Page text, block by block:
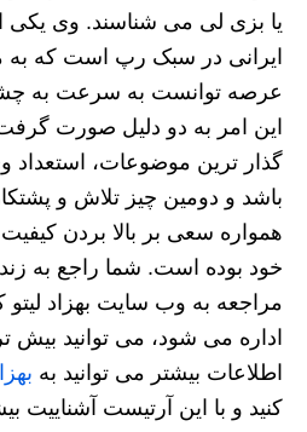
یا بزی لی می شناسند. وی یکی
ایرانی در سبک رپ است که به
عرصه توانست به سرعت به
این امر به دو دلیل صورت گرفت.
گذار ترین موضوعات،
باشد و دومین چیز تلاش و
همواره سعی بر بالا بردن کیفیت
خود بوده است. شما راجع به
مراجعه به وب سایت بهزاد
اداره می شود، می توانید بیش
اطلاعات بیشتر می توانید به
کنید و با این آرتیست آشناییت